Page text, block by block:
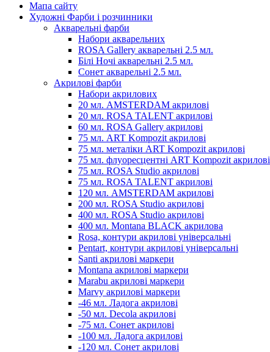
Мапа сайту
Художні Фарби і розчинники
Акварельні фарби
Набори акварельних
ROSA Gallery акварельні 2.5 мл.
Білі Ночі акварельні 2.5 мл.
Сонет акварельні 2.5 мл.
Акрилові фарби
Набори акрилових
20 мл. AMSTERDAM акрилові
20 мл. ROSA TALENT акрилові
60 мл. ROSA Gallery акрилові
75 мл. ART Kompozit акрилові
75 мл. металіки ART Kompozit акрилові
75 мл. флуоресцентні ART Kompozit акрилові
75 мл. ROSA Studio акрилові
75 мл. ROSA TALENT акрилові
120 мл. AMSTERDAM акрилові
200 мл. ROSA Studio акрилові
400 мл. ROSA Studio акрилові
400 мл. Montana BLACK акрилова
Rosa, контури акрилові універсальні
Pentart, контури акрилові універсальні
Santi акрилові маркери
Montana акрилові маркери
Marabu акрилові маркери
Marvy акрилові маркери
-46 мл. Ладога акрилові
-50 мл. Decola акрилові
-75 мл. Сонет акрилові
-100 мл. Ладога акрилові
-120 мл. Сонет акрилові